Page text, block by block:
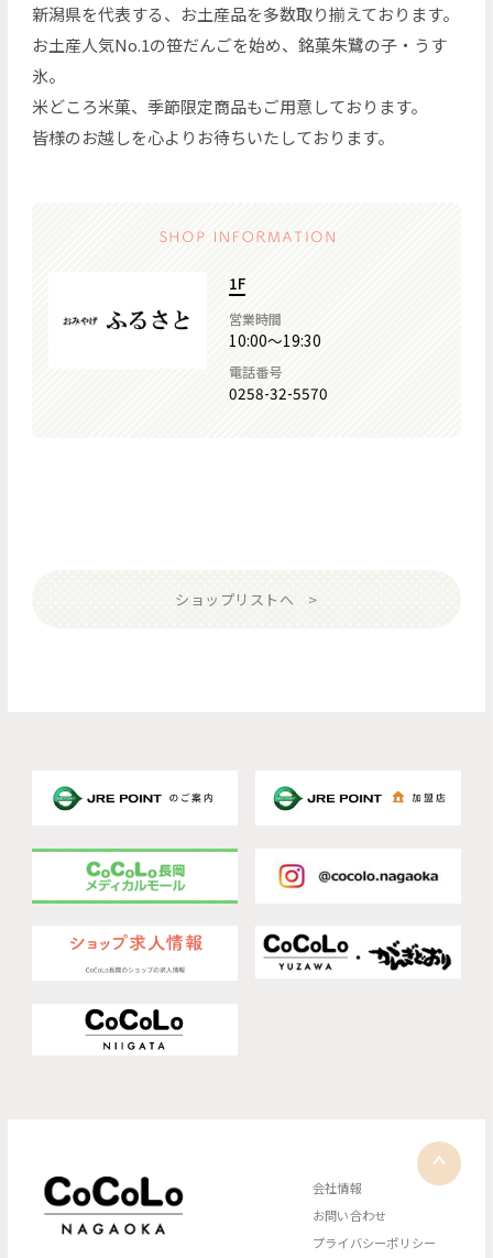
新潟県を代表する、お土産品を多数取り揃えております。
お土産人気No.1の笹だんごを始め、銘菓朱鷺の子・うす
氷。
米どころ米菓、季節限定商品もご用意しております。
皆様のお越しを心よりお待ちいたしております。
1F
営業時間
10:00～19:30
電話番号
0258-32-5570
ショップリストへ
会社情報
お問い合わせ
プライバシーポリシー